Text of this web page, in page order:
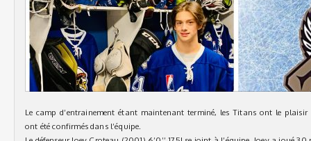
Le camp d’entrainement étant maintenant terminé, les Titans ont le
ont été confirmés dans l’équipe.